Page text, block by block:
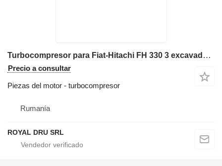
Turbocompresor para Fiat-Hitachi FH 330 3 excavadora
Precio a consultar
Piezas del motor - turbocompresor
Rumanía
ROYAL DRU SRL